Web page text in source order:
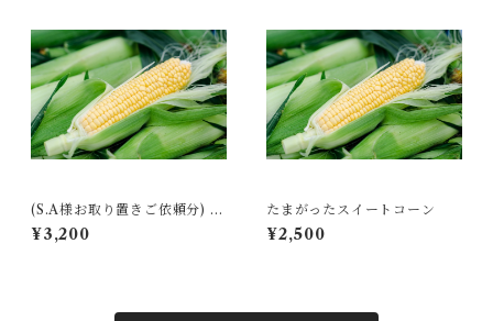
(S.A様お取り置きご依頼分) た
まがったスイートコーン
¥3,200
たまがったスイートコーン
¥2,500